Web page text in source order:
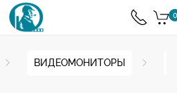
0
ВИДЕОМОНИТОРЫ